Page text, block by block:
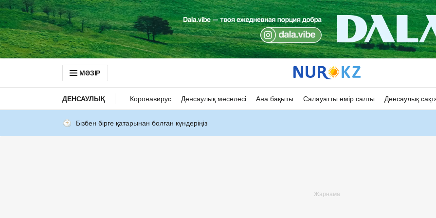
МӘЗІР
ДЕНСАУЛЫҚ Коронавирус Денсаулық мәселесі Ана бақыты Салауатты өмір салты Денсаулық
Бізбен бірге қатарынан болған күндеріңіз